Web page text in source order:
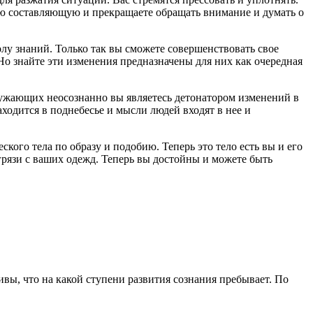
составляющую и прекращаете обращать внимание и думать о
знаний. Только так вы сможете совершенствовать свое
эти изменения предназначены для них как очередная
неосознанно вы являетесь детонатором изменений в
в поднебесье и мысли людей входят в нее и
тела по образу и подобию. Теперь это тело есть вы и его
с ваших одежд. Теперь вы достойны и можете быть
что на какой ступени развития сознания пребывает. По